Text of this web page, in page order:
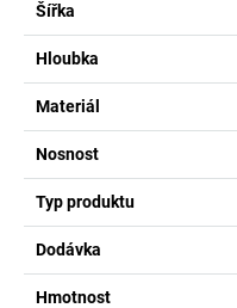
Šířka
Hloubka
Materiál
Nosnost
Typ produktu
Dodávka
Hmotnost